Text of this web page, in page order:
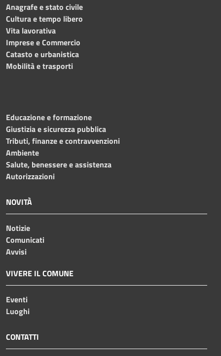
Anagrafe e stato civile
Cultura e tempo libero
Vita lavorativa
Imprese e Commercio
Catasto e urbanistica
Mobilità e trasporti
Educazione e formazione
Giustizia e sicurezza pubblica
Tributi, finanze e contravvenzioni
Ambiente
Salute, benessere e assistenza
Autorizzazioni
NOVITÀ
Notizie
Comunicati
Avvisi
VIVERE IL COMUNE
Eventi
Luoghi
CONTATTI